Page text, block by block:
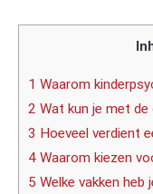
1 Waarom
2 Wat kun je met de
3 Hoeveel verdient
4 Waarom kiezen
5 Welke vakken heb